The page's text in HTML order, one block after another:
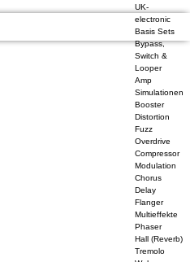
UK-
electronic
Basis Sets
Bypass,
Switch &
Looper
Amp
Simulationen
Booster
Distortion
Fuzz
Overdrive
Compressor
Modulation
Chorus
Delay
Flanger
Multieffekte
Phaser
Hall (Reverb)
Tremolo